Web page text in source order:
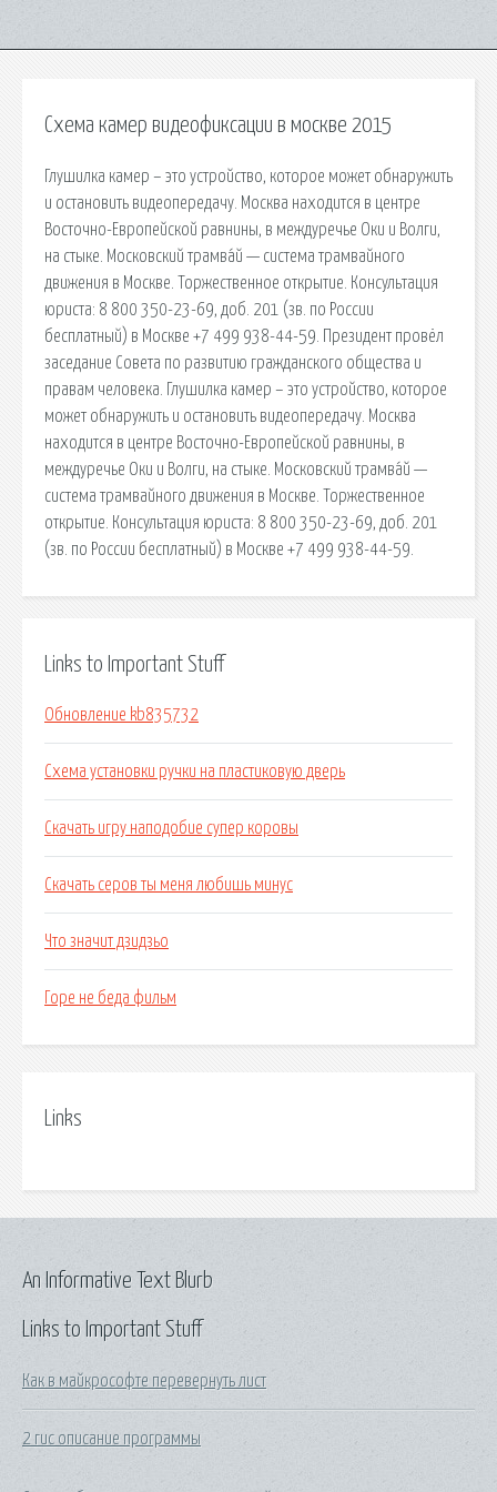
Схема камер видеофиксации в москве 2015
Глушилка камер – это устройство, которое может обнаружить
и остановить видеопередачу. Москва находится в центре
Восточно-Европейской равнины, в междуречье Оки и Волги,
на стыке. Московский трамва́й — система трамвайного
движения в Москве. Торжественное открытие. Консультация
юриста: 8 800 350-23-69, доб. 201 (зв. по России
бесплатный) в Москве +7 499 938-44-59. Президент провёл
заседание Совета по развитию гражданского общества и
правам человека. Глушилка камер – это устройство, которое
может обнаружить и остановить видеопередачу. Москва
находится в центре Восточно-Европейской равнины, в
междуречье Оки и Волги, на стыке. Московский трамва́й —
система трамвайного движения в Москве. Торжественное
открытие. Консультация юриста: 8 800 350-23-69, доб. 201
(зв. по России бесплатный) в Москве +7 499 938-44-59.
Links to Important Stuff
Обновление kb835732
Схема установки ручки на пластиковую дверь
Скачать игру наподобие супер коровы
Скачать серов ты меня любишь минус
Что значит дзидзьо
Горе не беда фильм
Links
Links to Important Stuff
Как в майкрософте перевернуть лист
2 гис описание программы
An Informative Text Blurb